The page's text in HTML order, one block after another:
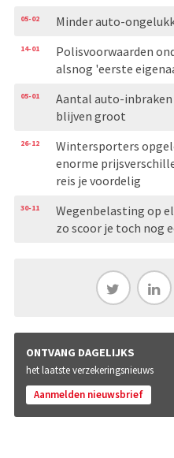
05-02 Minder auto-
14-01
Polisvoorwaarden
alsnog 'eerste
05-01
Aantal auto-
blijven groot
26-12
Wintersporters
enorme
reis je voordelig
30-11
Wegenbelasting op
zo scoor je toch nog
ONTVANG DAGELIJKS
het laatste verzekeringsnieuws
Aanmelden nieuwsbrief